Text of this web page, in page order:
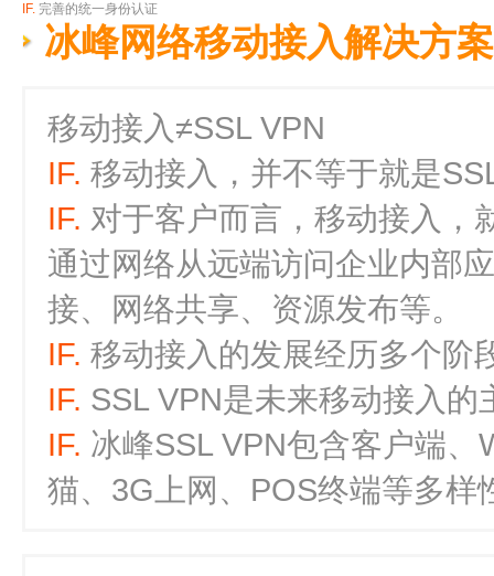
IF. 完善的统一身份认证
冰峰网络移动接入解决方案
移动接入≠SSL VPN
IF. 移动接入，并不等于就是
IF. 对于客户而言，移动接入，
通过网络从远端访问企业内部
接、网络共享、资源发布等。
IF. 移动接入的发展经历多个阶
IF. SSL VPN是未来移动接入的
IF. 冰峰SSL VPN包含客户端
猫、3G上网、POS终端等多